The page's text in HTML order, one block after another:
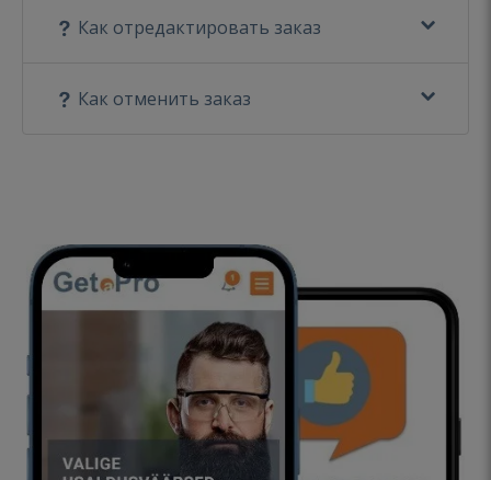
Как отредактировать заказ
Как отменить заказ